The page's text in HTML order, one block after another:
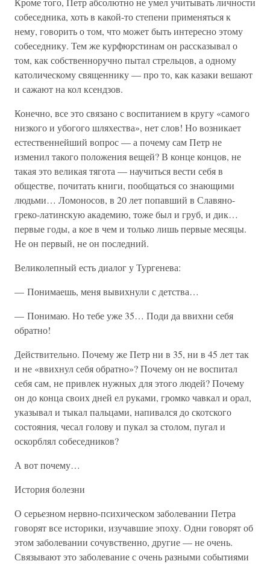
собеседника, хоть в какой-то степени применяться к
нему, говорить о том, что может быть интересно этому
собеседнику. Тем же курфюрстинам он рассказывал о
том, как собственноручно пытал стрельцов, а одному
католическому священнику — про то, как казаки вешают
и сажают на кол ксендзов.
Конечно, все это связано с воспитанием в кругу «самого
низкого и убогого шляхества», нет слов! Но возникает
естественнейший вопрос — а почему сам Петр не
изменил такого положения вещей? В конце концов, не
такая это великая тягота — научиться вести себя в
обществе, почитать книги, пообщаться со знающими
людьми… Ломоносов, в 20 лет попавший в Славяно-
греко-латинскую академию, тоже был и груб, и дик…
первые годы, а кое в чем и только лишь первые месяцы.
Не он первый, не он последний.
Великолепный есть диалог у Тургенева:
— Понимаешь, меня вывихнули с детства…
— Понимаю. Но тебе уже 35… Поди да ввихни себя
обратно!
Действительно. Почему же Петр ни в 35, ни в 45 лет так
и не «ввихнул себя обратно»? Почему он не воспитал
себя сам, не привлек нужных для этого людей? Почему
он до конца своих дней ел руками, громко чавкал и орал,
указывал и тыкал пальцами, напивался до скотского
состояния, чесал голову и пукал за столом, пугал и
оскорблял собеседников?
А вот почему…
История болезни
О серьезном нервно-психическом заболевании Петра
говорят все историки, изучавшие эпоху. Одни говорят об
этом заболевании сочувственно, другие — не очень.
Связывают это заболевание с очень разными событиями